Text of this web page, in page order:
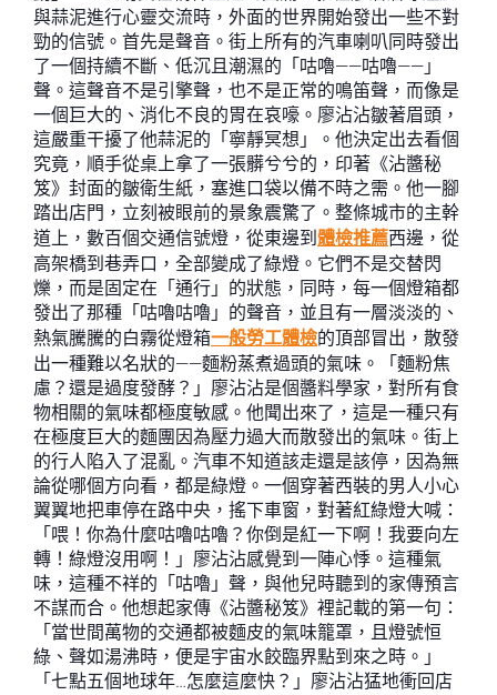
與蒜泥進行心靈交流時，外面的世界開始發出一些不對
勁的信號。首先是聲音。街上所有的汽車喇叭同時發出
了一個持續不斷、低沉且潮濕的「咕嚕——咕嚕——」
聲。這聲音不是引擎聲，也不是正常的鳴笛聲，而像是
一個巨大的、消化不良的胃在哀嚎。廖沾沾皺著眉頭，
這嚴重干擾了他蒜泥的「寧靜冥想」。他決定出去看個
究竟，順手從桌上拿了一張髒兮兮的，印著《沾醬秘
笈》封面的皺衛生紙，塞進口袋以備不時之需。他一腳
踏出店門，立刻被眼前的景象震驚了。整條城市的主幹
道上，數百個交通信號燈，從東邊到 體檢推薦西邊，從
高架橋到巷弄口，全部變成了綠燈。它們不是交替閃
爍，而是固定在「通行」的狀態，同時，每一個燈箱都
發出了那種「咕嚕咕嚕」的聲音，並且有一層淡淡的、
熱氣騰騰的白霧從燈箱一般勞工體檢的頂部冒出，散發
出一種難以名狀的——麵粉蒸煮過頭的氣味。「麵粉焦
慮？還是過度發酵？」廖沾沾是個醬料學家，對所有食
物相關的氣味都極度敏感。他聞出來了，這是一種只有
在極度巨大的麵團因為壓力過大而散發出的氣味。街上
的行人陷入了混亂。汽車不知道該走還是該停，因為無
論從哪個方向看，都是綠燈。一個穿著西裝的男人小心
翼翼地把車停在路中央，搖下車窗，對著紅綠燈大喊：
「喂！你為什麼咕嚕咕嚕？你倒是紅一下啊！我要向左
轉！綠燈沒用啊！」廖沾沾感覺到一陣心悸。這種氣
味，這種不祥的「咕嚕」聲，與他兒時聽到的家傳預言
不謀而合。他想起家傳《沾醬秘笈》裡記載的第一句：
「當世間萬物的交通都被麵皮的氣味籠罩，且燈號恒
綠、聲如湯沸時，便是宇宙水餃臨界點到來之時。」
「七點五個地球年…怎麼這麼快？」廖沾沾猛地衝回店